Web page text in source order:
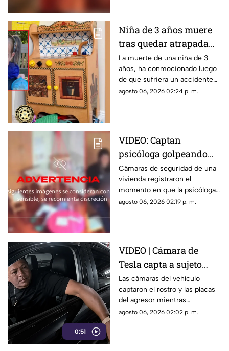
Niña de 3 años muere
tras quedar atrapada
en cocina de juguete
La muerte de una niña de 3
años, ha conmocionado luego
de que sufriera un accidente
doméstico con una cocina de
agosto 06, 2026 02:24 p. m.
VIDEO: Captan
psicóloga golpeando
brutalmente a niño
INDEFENSO con
autismo y epilepsia
Cámaras de seguridad de una
vivienda registraron el
momento en que la psicóloga
agredió físicamente a un niño
agosto 06, 2026 02:19 p. m.
0:51
VIDEO | Cámara de
Tesla capta a sujeto
rayando el auto en
estacionamiento
Las cámaras del vehículo
captaron el rostro y las placas
del agresor mientras
vandalizaba la pintura. Esto
agosto 06, 2026 02:02 p. m.